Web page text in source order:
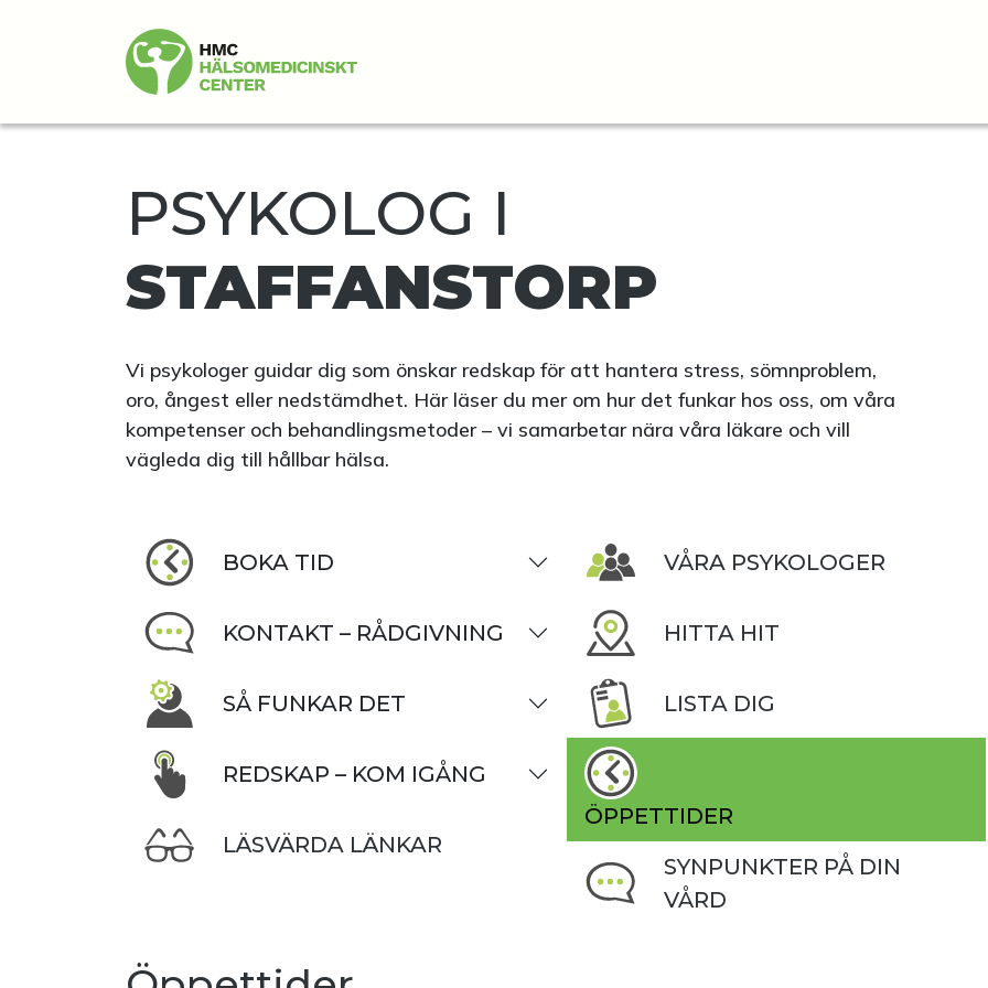
PSYKOLOG I
STAFFANSTORP
Vi psykologer guidar dig som önskar redskap för att hantera stress, sömnproblem,
oro, ångest eller nedstämdhet. Här läser du mer om hur det funkar hos oss, om våra
kompetenser och behandlingsmetoder – vi samarbetar nära våra läkare och vill
vägleda dig till hållbar hälsa.
BOKA TID
KONTAKT – RÅDGIVNING
SÅ FUNKAR DET
REDSKAP – KOM IGÅNG
LÄSVÄRDA LÄNKAR
VÅRA PSYKOLOGER
HITTA HIT
LISTA DIG
ÖPPETTIDER
SYNPUNKTER PÅ DIN
VÅRD